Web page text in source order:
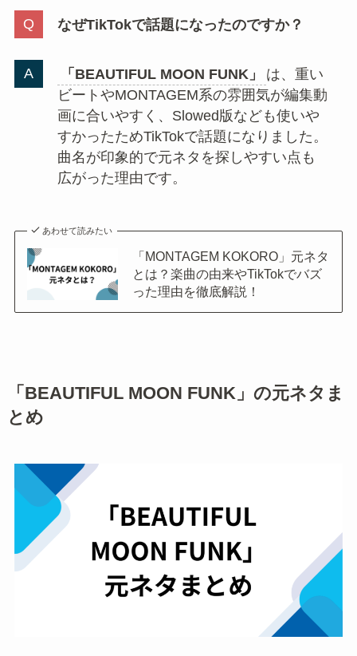
なぜTikTokで話題になったのですか？
「BEAUTIFUL MOON FUNK」
は、重い
ビートやMONTAGEM系の雰囲気が編集動
画に合いやすく、Slowed版なども使いや
すかったためTikTokで話題になりました。
曲名が印象的で元ネタを探しやすい点も
広がった理由です。
あわせて読みたい
「MONTAGEM KOKORO」元ネタ
とは？楽曲の由来やTikTokでバズ
った理由を徹底解説！
「BEAUTIFUL MOON FUNK」の元ネタま
とめ